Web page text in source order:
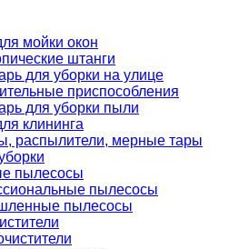
мойки окон
штанги
для уборки на улице
приспособления
для уборки пыли
клининга
распылители, мерные тары
пылесосы
пылесосы
пылесосы